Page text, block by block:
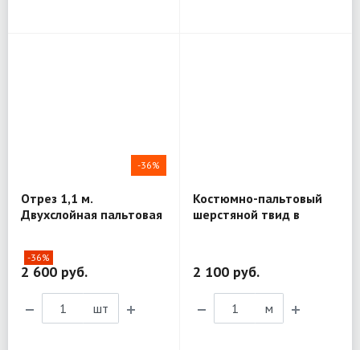
-36%
Отрез 1,1 м.
Двухслойная пальтовая
-36%
2 600 руб.
шт
Костюмно-пальтовый
шерстяной твид в
2 100 руб.
м